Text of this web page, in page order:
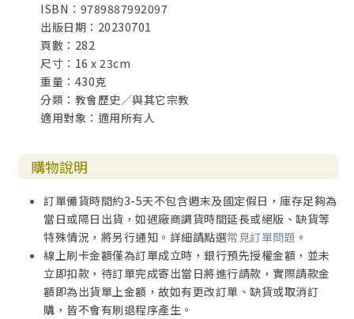
第六章 聖女大德蘭：個人德行的革新
1. 修德路途的障礙：世俗的虛榮
2. 經歷痛苦與初期的進展
3. 認識小罪與學習捨棄自我
4. 艱苦的淨煉之路：倒退與第二次歸依
5. 第二次歸依後的靈修進程
6. 開展救靈的事工：革新加爾默羅會
8. 小 結
1.《回憶錄》的三份手稿
2. 家庭裡的宗教氛圍：幼年信德的根基
3. 十年的掙扎：深切體會世間的痛苦
4. 聖誕夜裡一次完全轉化的恩典
5. 前往隱修路途的阻礙：在苦難中靈性持續成長
6. 初期的修院生活：持續的內在掙扎
ISBN：9789887992097
出版日期：20230701
頁數：282
尺寸：16 x 23cm
重量：430克
分類：教會歷史／與其它宗教
適用對象：適用所有人
購物說明
訂單備貨時間約3-5天不包含週末及國定假日，庫存足夠為
當日或隔日出貨，如遇廠商調貨時間延長或絕版、缺貨等
特殊情況，將另行通知。詳細請點選常見訂單問題 。
線上刷卡金額僅為訂單成立時，銀行預先授權金額，並未
立即扣款，待訂單完成寄出當日將進行請款，實際請款金
額即為出貨單上金額，故如有更改訂單、缺貨或取消訂
購，皆不會有刷退程序產生。